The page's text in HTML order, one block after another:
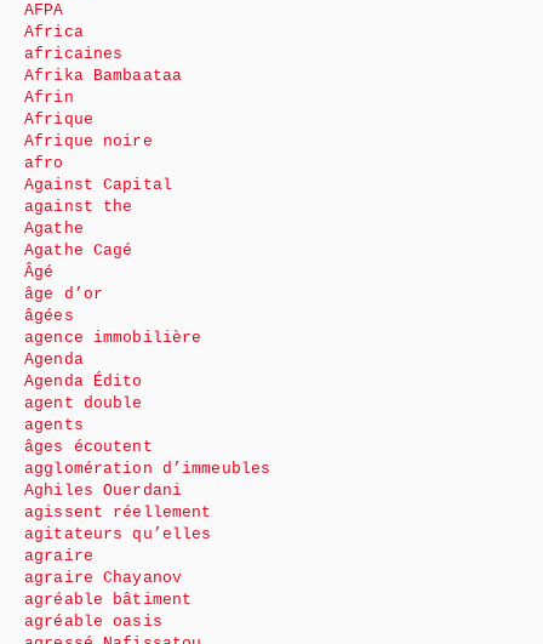
AFPA
Africa
africaines
Afrika Bambaataa
Afrin
Afrique
Afrique noire
afro
Against Capital
against the
Agathe
Agathe Cagé
Âgé
âge d’or
âgées
agence immobilière
Agenda
Agenda Édito
agent double
agents
âges écoutent
agglomération d’immeubles
Aghiles Ouerdani
agissent réellement
agitateurs qu’elles
agraire
agraire Chayanov
agréable bâtiment
agréable oasis